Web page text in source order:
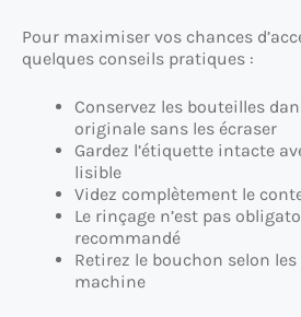
Pour maximiser vos chances
quelques conseils pratiques :
Conservez les bouteilles
originale sans les écraser
Gardez l’étiquette intacte
lisible
Videz complètement le
Le rinçage n’est pas
recommandé
Retirez le bouchon selon
machine